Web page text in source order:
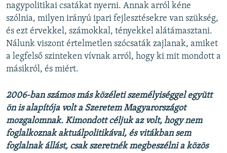
nagypolitikai csatákat nyerni. Annak arról kéne
szólnia, milyen irányú ipari fejlesztésekre van szükség,
és ezt érvekkel, számokkal, tényekkel alátámasztani.
Nálunk viszont értelmetlen szócsaták zajlanak, amiket
a legfelső szinteken vívnak arról, hogy ki mit mondott a
másikról, és miért.
2006-ban számos más közéleti személyiséggel együtt
ön is alapítója volt a Szeretem Magyarországot
mozgalomnak. Kimondott céljuk az volt, hogy nem
foglalkoznak aktuálpolitikával, és vitákban sem
foglalnak állást, csak szeretnék megbeszélni a közös